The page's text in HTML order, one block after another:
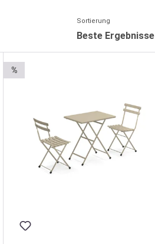
Sortierung
Beste Ergebnisse
%